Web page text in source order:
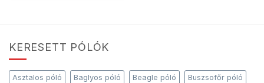
KERESETT PÓLÓK
Asztalos póló Baglyos póló Beagle póló Buszsofőr póló